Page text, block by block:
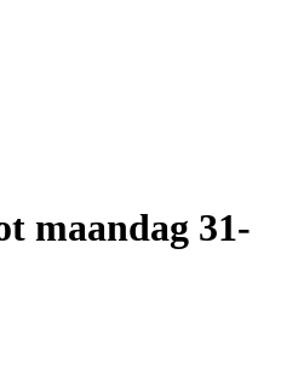
maandag 31-